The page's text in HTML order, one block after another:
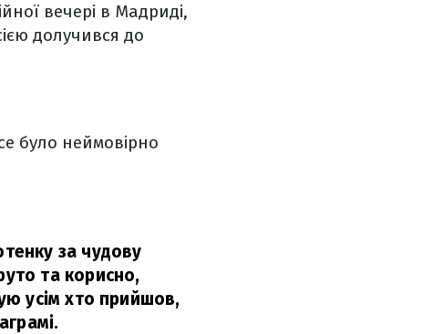
вечері в Мадриді,
долучився до
було неймовірно
за чудову
та корисно,
усім хто прийшов,